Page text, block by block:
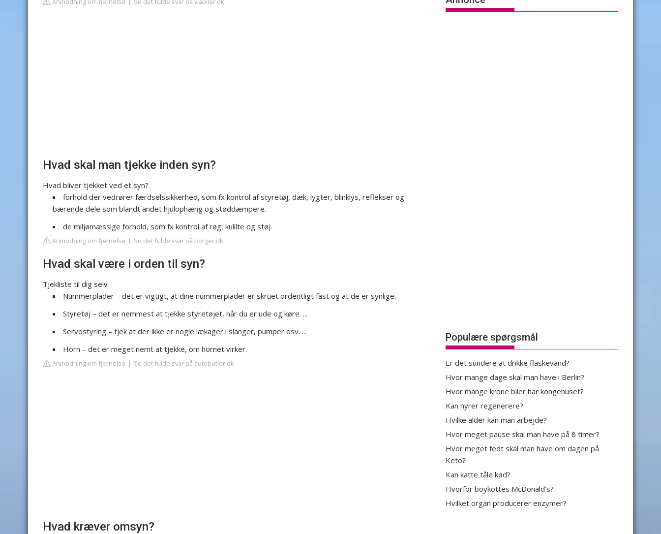
Hvad skal man tjekke inden syn?
Hvad bliver tjekket ved et syn?
forhold der vedrører færdselssikkerhed, som fx kontrol af styretøj, dæk, lygter, blinklys, reflekser og
bærende dele som blandt andet hjulophæng og støddæmpere.
de miljømæssige forhold, som fx kontrol af røg, kulilte og støj.
Anmodning om fjernelse Se det fulde svar på borger.dk
Hvad skal være i orden til syn?
Tjekliste til dig selv
Nummerplader – det er vigtigt, at dine nummerplader er skruet ordentligt fast og at de er synlige.
Styretøj – det er nemmest at tjekke styretøjet, når du er ude og køre. ...
Servostyring – tjek at der ikke er nogle lækager i slanger, pumper osv. ...
Horn – det er meget nemt at tjekke, om hornet virker.
Anmodning om fjernelse Se det fulde svar på autobutler.dk
Hvad kræver omsyn?
Populære spørgsmål
Er det sundere at drikke flaskevand?
Hvor mange dage skal man have i Berlin?
Hvor mange krone biler har kongehuset?
Kan nyrer regenerere?
Hvilke alder kan man arbejde?
Hvor meget pause skal man have på 8 timer?
Hvor meget fedt skal man have om dagen på
Keto?
Kan katte tåle kød?
Hvorfor boykottes McDonald's?
Hvilket organ producerer enzymer?